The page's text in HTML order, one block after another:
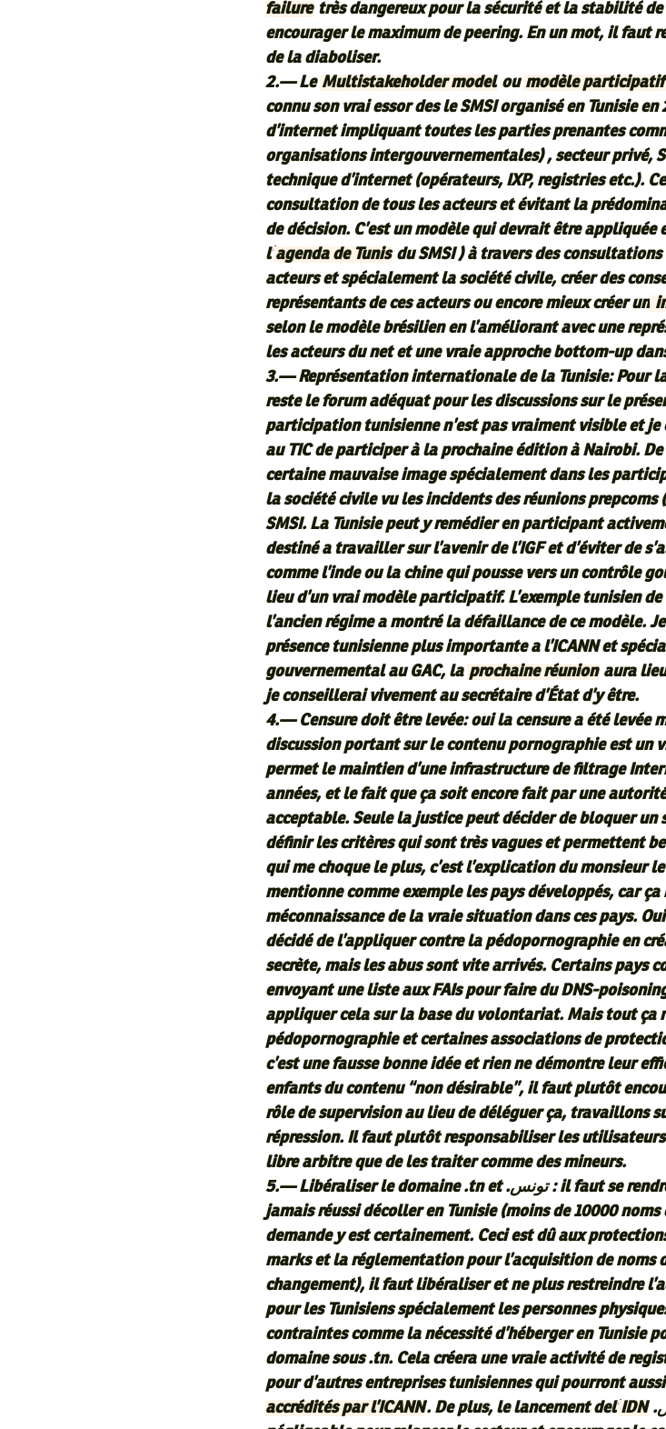
failure très dangereux pour la sécurité et la stabilité
encourager le maximum depeering. En un mot, il faut
de la diaboliser.
2.— Le Multistakeholder model ou modèle participatif
connu son vrai essor des le SMSI organisé en Tunisie
d’internet impliquant toutes les parties prenantes
organisations intergouvernementales) , secteur privé,
technique d’internet (opérateurs, IXP, registries etc.).
consultation de tous les acteurs et évitant la
de décision. C’est un modèle qui devrait être appliquée
l’agenda de Tunisdu SMSI ) à travers des
acteurs et spécialement la société civile, créer des
représentants de ces acteurs ou encore mieux créer un
selon le modèle brésilien en l’améliorant avec une
les acteurs du net et une vraie approche bottom-up
3.— Représentation internationale de la Tunisie: Pour la
reste le forum adéquat pour les discussions sur le
participation tunisienne n’est pas vraiment visible et je
au TIC de participer à la prochaine édition à Nairobi.
certaine mauvaise image spécialement dans les
la société civile vu les incidents des réunions prepcoms
SMSI. La Tunisie peut y remédier en participant
destiné a travailler sur l’avenir de l’IGF et d’éviter de
comme l’inde ou la chine qui pousse vers un contrôle
lieu d’un vrai modèle participatif. L’exemple tunisien
l’ancien régime a montré la défaillance de ce modèle.
présence tunisienne plus importante a l’ICANN et
gouvernemental au GAC, la prochaine réunion aura
je conseillerai vivement au secrétaire d’État d’y être.
4.— Censure doit être levée: oui la censure a été levée
discussion portant sur le contenu pornographie est un
permet le maintien d’une infrastructure de filtrage
années, et le fait que ça soit encore fait par une
acceptable. Seule la justice peut décider de bloquer un
définir les critères qui sont très vagues et permettent
qui me choque le plus, c’est l’explication du monsieur
mentionne comme exemple les pays développés, car ça
méconnaissance de la vraie situation dans ces pays.
décidé de l’appliquer contre la pédopornographie en
secrète, mais les abus sont vite arrivés. Certains pays
envoyant une liste aux FAIs pour faire du DNS-
appliquer cela sur la base du volontariat. Mais tout ça
pédopornographie et certaines associations de
c’est une fausse bonne idée et rien ne démontre leur
enfants du contenu “non désirable”, il faut plutôt
rôle de supervision au lieu de déléguer ça, travaillons
répression. Il faut plutôt responsabiliser les
libre arbitre que de les traiter comme des mineurs.
5.— Libéraliser le domaine .tn et .تونس : il faut se rendre a l’évidence que le .tn n’a
jamais réussi décoller en Tunisie (moins de 10000
demande y est certainement. Ceci est dû aux
marks et la réglementation pour l’acquisition de noms
changement), il faut libéraliser et ne plus restreindre
pour les Tunisiens spécialement les personnes
contraintes comme la nécessité d’héberger en Tunisie
domaine sous .tn. Cela créera une vraie activité de
pour d’autres entreprises tunisiennes qui pourront
accrédités par l’ICANN. De plus, le lancement del’IDN.تونس est une opportunité non